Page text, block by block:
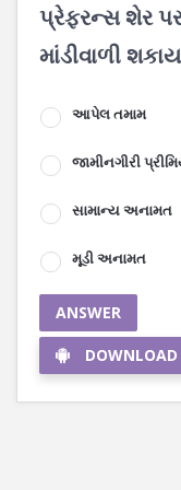
પ્રેફરન્સ શેર
માંડીવાળી
આપેલ તમામ
જામીનગીરી
સામાન્ય અનામત
મૂડી અનામત
ANSWER